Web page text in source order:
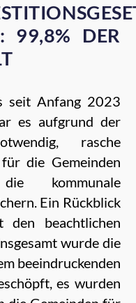
99,8% DER
seit Anfang 2023
es aufgrund der
rasche
die Gemeinden
kommunale
Ein Rückblick
beachtlichen
wurde die
beeindruckenden
es wurden